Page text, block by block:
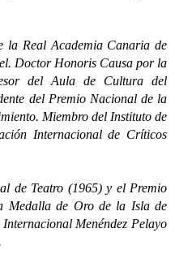
Academia Canaria de
Doctor Honoris Causa por la
del Aula de Cultura del
del Premio Nacional de la
Miembro del Instituto de
Internacional de Críticos
Teatro (1965) y el Premio
Medalla de Oro de la Isla de
Menéndez Pelayo